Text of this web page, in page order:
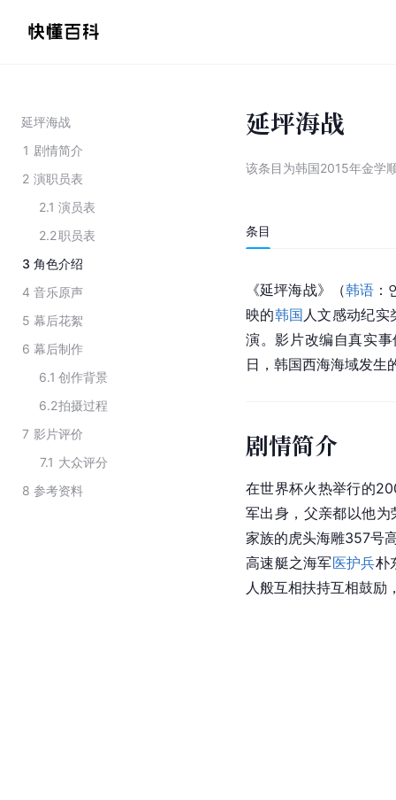
延坪海战
1 剧情简介
2 演职员表
2.1 演员表
2.2职员表
3 角色介绍
4 音乐原声
5 幕后花絮
6 幕后制作
6.1 创作背景
6.2拍摄过程
7 影片评价
7.1 大众评分
8 参考资料
延坪海战
该条目为韩国2015年金学
条目
《延坪海战》（韩语
映的韩国 人文感动纪
演。影片改编自真实
日，韩国西海海域发生
剧情简介
在世界杯火热举行的
军出身，父亲都以他为
家族的虎头海雕357号
高速艇之海军医护兵朴
人般互相扶持互相鼓励